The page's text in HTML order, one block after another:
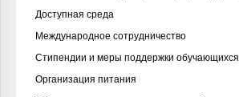
Доступная среда
Международное сотрудничество
Стипендии и меры поддержки обучающихся
Организация питания